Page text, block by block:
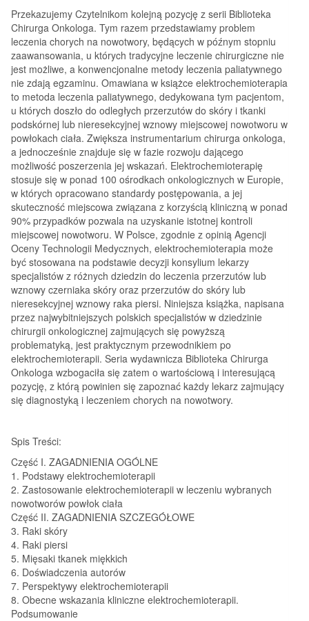
Przekazujemy Czytelnikom kolejną pozycję z serii Biblioteka
Chirurga Onkologa. Tym razem przedstawiamy problem
leczenia chorych na nowotwory, będących w późnym stopniu
zaawansowania, u których tradycyjne leczenie chirurgiczne nie
jest możliwe, a konwencjonalne metody leczenia paliatywnego
nie zdają egzaminu. Omawiana w książce elektrochemioterapia
to metoda leczenia paliatywnego, dedykowana tym pacjentom,
u których doszło do odległych przerzutów do skóry i tkanki
podskórnej lub nieresekcyjnej wznowy miejscowej nowotworu w
powłokach ciała. Zwiększa instrumentarium chirurga onkologa,
a jednocześnie znajduje się w fazie rozwoju dającego
możliwość poszerzenia jej wskazań. Elektrochemioterapię
stosuje się w ponad 100 ośrodkach onkologicznych w Europie,
w których opracowano standardy postępowania, a jej
skuteczność miejscowa związana z korzyścią kliniczną w ponad
90% przypadków pozwala na uzyskanie istotnej kontroli
miejscowej nowotworu. W Polsce, zgodnie z opinią Agencji
Oceny Technologii Medycznych, elektrochemioterapia może
być stosowana na podstawie decyzji konsylium lekarzy
specjalistów z różnych dziedzin do leczenia przerzutów lub
wznowy czerniaka skóry oraz przerzutów do skóry lub
nieresekcyjnej wznowy raka piersi. Niniejsza książka, napisana
przez najwybitniejszych polskich specjalistów w dziedzinie
chirurgii onkologicznej zajmujących się powyższą
problematyką, jest praktycznym przewodnikiem po
elektrochemioterapii. Seria wydawnicza Biblioteka Chirurga
Onkologa wzbogaciła się zatem o wartościową i interesującą
pozycję, z którą powinien się zapoznać każdy lekarz zajmujący
się diagnostyką i leczeniem chorych na nowotwory.
Spis Treści:
Część I. ZAGADNIENIA OGÓLNE
1. Podstawy elektrochemioterapii
2. Zastosowanie elektrochemioterapii w leczeniu wybranych
nowotworów powłok ciała
Część II. ZAGADNIENIA SZCZEGÓŁOWE
3. Raki skóry
4. Raki piersi
5. Mięsaki tkanek miękkich
6. Doświadczenia autorów
7. Perspektywy elektrochemioterapii
8. Obecne wskazania kliniczne elektrochemioterapii.
Podsumowanie